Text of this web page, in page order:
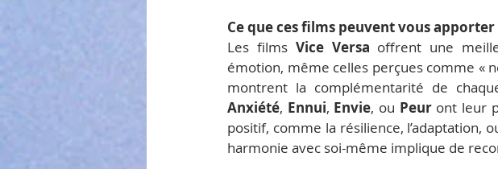
Ce que ces films peuvent vous apporter
Les films Vice Versa offrent une
émotion, même celles perçues comme «
montrent la complémentarité de
Anxiété, Ennui, Envie, ou Peur ont leur
positif, comme la résilience, l’adaptation,
harmonie avec soi-même implique de